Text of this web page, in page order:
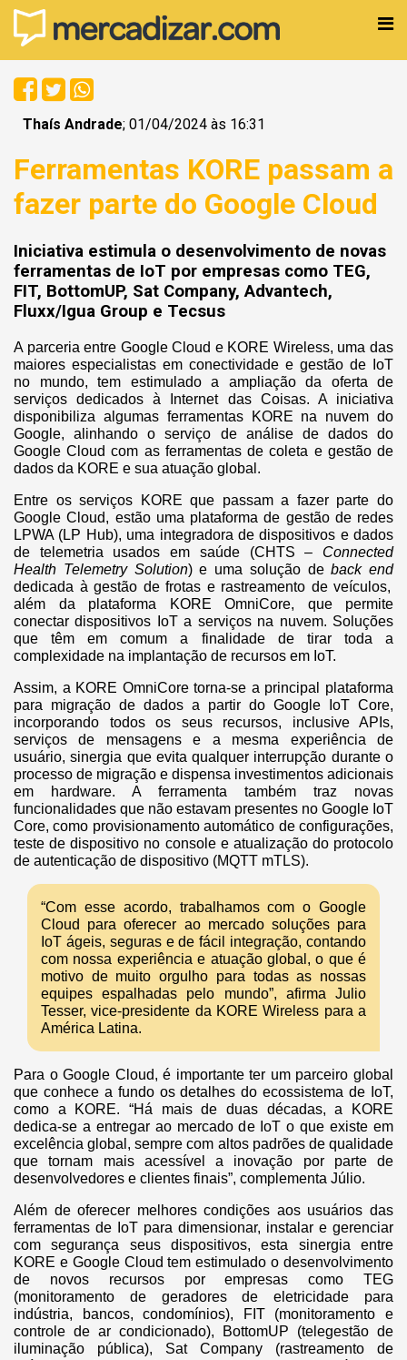
Thaís Andrade; 01/04/2024 às 16:31
Ferramentas KORE passam a
fazer parte do Google Cloud
Iniciativa estimula o desenvolvimento de novas
ferramentas de IoT por empresas como TEG,
FIT, BottomUP, Sat Company, Advantech,
Fluxx/Igua Group e Tecsus
A parceria entre Google Cloud e KORE Wireless, uma das
maiores especialistas em conectividade e gestão de IoT
no mundo, tem estimulado a ampliação da oferta de
serviços dedicados à Internet das Coisas. A iniciativa
disponibiliza algumas ferramentas KORE na nuvem do
Google, alinhando o serviço de análise de dados do
Google Cloud com as ferramentas de coleta e gestão de
dados da KORE e sua atuação global.
Entre os serviços KORE que passam a fazer parte do
Google Cloud, estão uma plataforma de gestão de redes
LPWA (LP Hub), uma integradora de dispositivos e dados
de telemetria usados em saúde (CHTS – Connected
Health Telemetry Solution) e uma solução deback end
dedicada à gestão de frotas e rastreamento de veículos,
além da plataforma KORE OmniCore, que permite
conectar dispositivos IoT a serviços na nuvem. Soluções
que têm em comum a finalidade de tirar toda a
complexidade na implantação de recursos em IoT.
Assim, a KORE OmniCore torna-se a principal plataforma
para migração de dados a partir do Google IoT Core,
incorporando todos os seus recursos, inclusive APIs,
serviços de mensagens e a mesma experiência de
usuário, sinergia que evita qualquer interrupção durante o
processo de migração e dispensa investimentos adicionais
em hardware. A ferramenta também traz novas
funcionalidades que não estavam presentes no Google IoT
Core, como provisionamento automático de configurações,
teste de dispositivo no console e atualização do protocolo
de autenticação de dispositivo (MQTT mTLS).
“Com esse acordo, trabalhamos com o Google
Cloud para oferecer ao mercado soluções para
IoT ágeis, seguras e de fácil integração, contando
com nossa experiência e atuação global, o que é
motivo de muito orgulho para todas as nossas
equipes espalhadas pelo mundo”, afirma Julio
Tesser, vice-presidente da KORE Wireless para a
América Latina.
Para o Google Cloud, é importante ter um parceiro global
que conhece a fundo os detalhes do ecossistema de IoT,
como a KORE. “Há mais de duas décadas, a KORE
dedica-se a entregar ao mercado de IoT o que existe em
excelência global, sempre com altos padrões de qualidade
que tornam mais acessível a inovação por parte de
desenvolvedores e clientes finais”, complementa Júlio.
Além de oferecer melhores condições aos usuários das
ferramentas de IoT para dimensionar, instalar e gerenciar
com segurança seus dispositivos, esta sinergia entre
KORE e Google Cloud tem estimulado o desenvolvimento
de novos recursos por empresas como TEG
(monitoramento de geradores de eletricidade para
indústria, bancos, condomínios), FIT (monitoramento e
controle de ar condicionado), BottomUP (telegestão de
iluminação pública), Sat Company (rastreamento de